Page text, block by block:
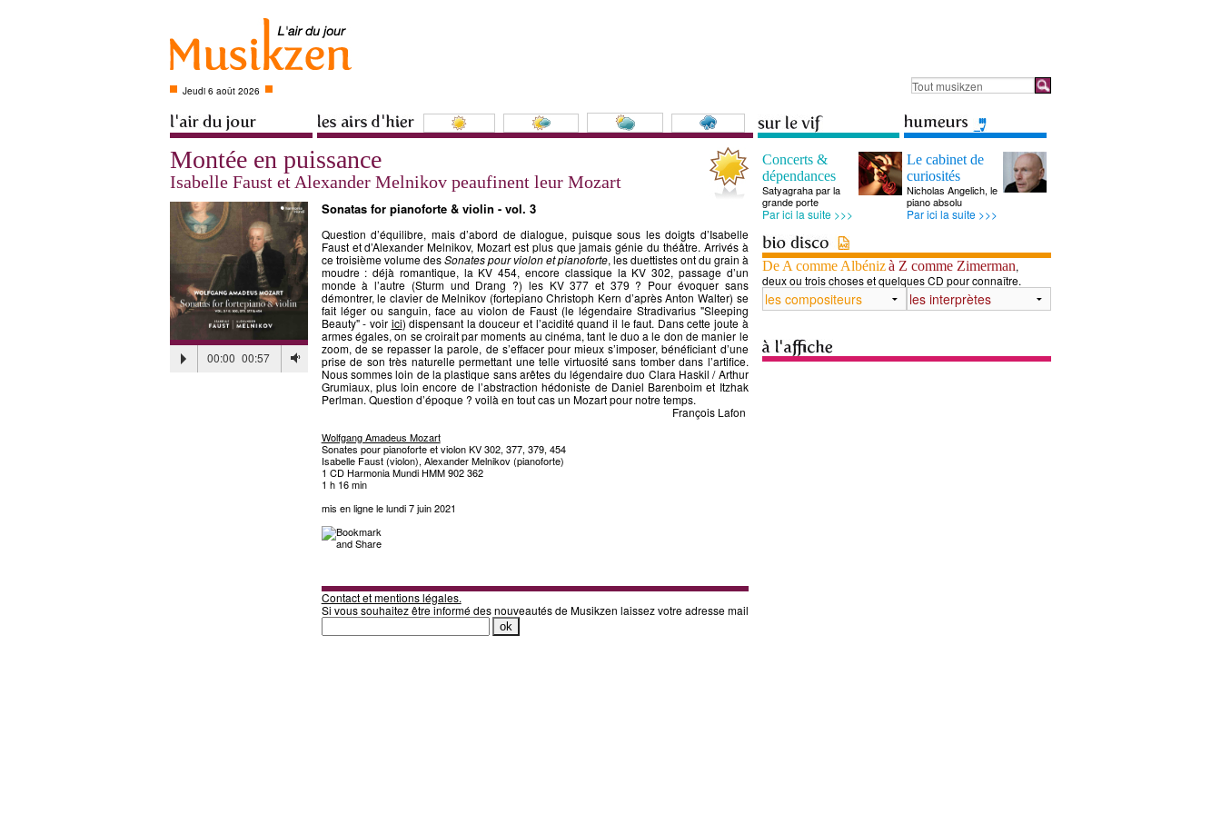
Jeudi 6 août 2026
Montée en puissance
Isabelle Faust et Alexander Melnikov peaufinent leur Mozart
00:00 00:57
Sonatas for pianoforte & violin - vol. 3
Question d’équilibre, mais d’abord de dialogue, puisque sous les doigts d’Isabelle
Faust et d’Alexander Melnikov, Mozart est plus que jamais génie du théâtre. Arrivés à
ce troisième volume desSonates pour violon et pianoforte, les duettistes ont du grain à
moudre : déjà romantique, la KV 454, encore classique la KV 302, passage d’un
monde à l’autre (Sturm und Drang ?) les KV 377 et 379 ? Pour évoquer sans
démontrer, le clavier de Melnikov (fortepiano Christoph Kern d’après Anton Walter) se
fait léger ou sanguin, face au violon de Faust (le légendaire Stradivarius "Sleeping
Beauty" - voir ici) dispensant la douceur et l’acidité quand il le faut. Dans cette joute à
armes égales, on se croirait par moments au cinéma, tant le duo a le don de manier le
zoom, de se repasser la parole, de s’effacer pour mieux s’imposer, bénéficiant d’une
prise de son très naturelle permettant une telle virtuosité sans tomber dans l’artifice.
Nous sommes loin de la plastique sans arêtes du légendaire duo Clara Haskil / Arthur
Grumiaux, plus loin encore de l’abstraction hédoniste de Daniel Barenboim et Itzhak
Perlman. Question d’époque ? voilà en tout cas un Mozart pour notre temps.
François Lafon
Wolfgang Amadeus Mozart
Sonates pour pianoforte et violon KV 302, 377, 379, 454
Isabelle Faust (violon), Alexander Melnikov (pianoforte)
1 CD Harmonia Mundi HMM 902 362
1 h 16 min
mis en ligne le lundi 7 juin 2021
Contact et mentions légales.
Si vous souhaitez être informé des nouveautés de Musikzen laissez votre adresse mail
Concerts &
dépendances
Satyagraha par la
grande porte
Par ici la suite >>>
Le cabinet de
curiosités
Nicholas Angelich, le
piano absolu
Par ici la suite >>>
De A comme Albénizà Z comme Zimerman,
deux ou trois choses et quelques CD pour connaître.